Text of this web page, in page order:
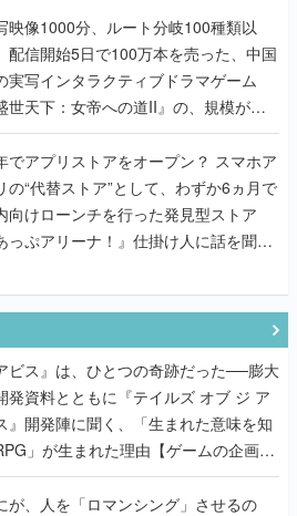
レジェンド2人に訊く開発秘話
映像1000分、ルート分岐100種類以
配信開始5日で100万本を売った、中国
実写インタラクティブドラマゲーム
世天下：女帝への道II』の、規模が違
だわりをプロデューサーに聞いた
アプリストアをオープン？ スマホア
の“代替ストア”として、わずか6ヵ月で
向けローンチを行った発見型ストア
っぷアリーナ！』仕掛け人に話を聞い
ビス』は、ひとつの奇跡だった──膨大
発資料とともに『テイルズ オブ ジ ア
』開発陣に聞く、「生まれた意味を知
」が生まれた理由【ゲームの企画
が、人を「ロマンシング」させるの